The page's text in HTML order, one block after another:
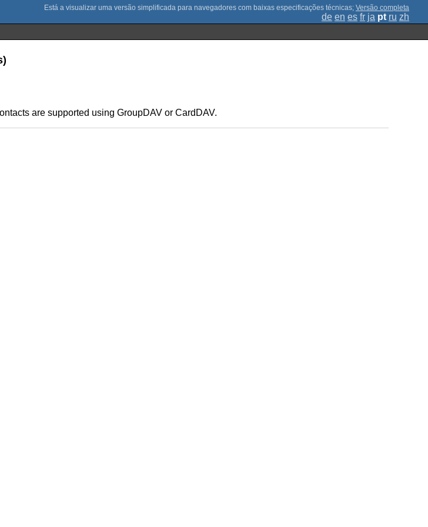
; Versão completa
de en es fr ja pt ru zh
are supported using GroupDAV or CardDAV.